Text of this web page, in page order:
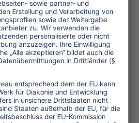
Ferienwohnungs-
systematische
der Immobilien auf
mit einer
Diskussion über das
Von den
kamen eine Reihe von
und Empfehlungen, die im